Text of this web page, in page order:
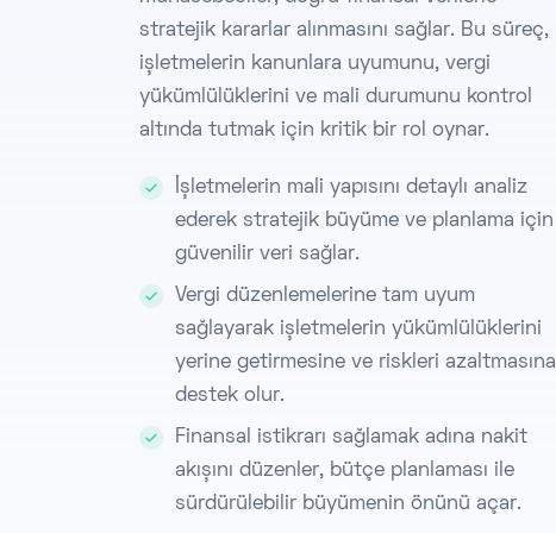
stratejik kararlar alınmasını sağlar. Bu süreç,
işletmelerin kanunlara uyumunu, vergi
yükümlülüklerini ve mali durumunu kontrol
altında tutmak için kritik bir rol oynar.
İşletmelerin mali yapısını detaylı analiz
ederek stratejik büyüme ve planlama için
güvenilir veri sağlar.
Vergi düzenlemelerine tam uyum
sağlayarak işletmelerin yükümlülüklerini
yerine getirmesine ve riskleri azaltmasına
destek olur.
Finansal istikrarı sağlamak adına nakit
akışını düzenler, bütçe planlaması ile
sürdürülebilir büyümenin önünü açar.